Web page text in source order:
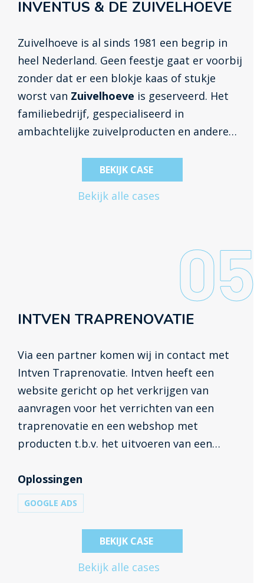
INVENTUS & DE ZUIVELHOEVE
Zuivelhoeve is al sinds 1981 een begrip in
heel Nederland. Geen feestje gaat er voorbij
zonder dat er een blokje kaas of stukje
worst van Zuivelhoeve is geserveerd. Het
familiebedrijf, gespecialiseerd in
ambachtelijke zuivelproducten en andere
inmiddels 40 fysieke winkels die worden
gerund door franchisenemers. De winkels
van Zuivelhoeve zijn alom vertegenwoordigd
daar moest verandering in komen.
Zuivelhoeve vroeg Inventus om een webshop
te creëren die naadloos aansloot op hun
BEKIJK CASE
Bekijk alle cases
05
INTVEN TRAPRENOVATIE
Via een partner komen wij in contact met
Intven Traprenovatie. Intven heeft een
website gericht op het verkrijgen van
aanvragen voor het verrichten van een
traprenovatie en een webshop met
producten t.b.v. het uitvoeren van een
voor traprenovaties en meer verkopen
realiseren via de webshop. Intven heeft ons
ingeschakeld om deze doelstellingen te
Oplossingen
GOOGLE ADS
BEKIJK CASE
Bekijk alle cases